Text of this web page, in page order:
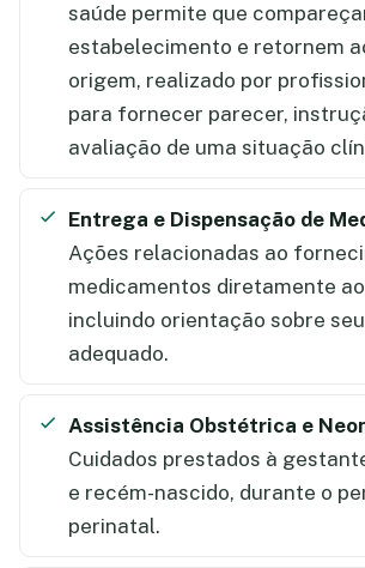
saúde permite que
estabelecimento e retornem
origem, realizado por
para fornecer parecer,
avaliação de uma situação
Entrega e Dispensação de
Ações relacionadas ao
medicamentos diretamente
incluindo orientação sobre
adequado.
Assistência Obstétrica e
Cuidados prestados à
e recém-nascido, durante o
perinatal.